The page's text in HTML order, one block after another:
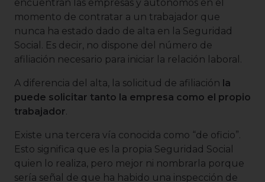
encuentran las empresas y autónomos en el
momento de contratar a un trabajador que
nunca ha estado dado de alta en la Seguridad
Social. Es decir, no dispone del número de
afiliación necesario para iniciar la relación laboral.
A diferencia del alta, la solicitud de afiliación la
puede solicitar tanto la empresa como el propio
trabajador.
Existe una tercera vía conocida como “de oficio”.
Esto significa que es la propia Seguridad Social
quien lo realiza, pero mejor ni nombrarla porque
sería señal de que ha habido una inspección de